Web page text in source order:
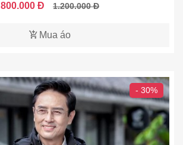
800.000 Đ 1.200.000 Đ
Mua áo
- 30%